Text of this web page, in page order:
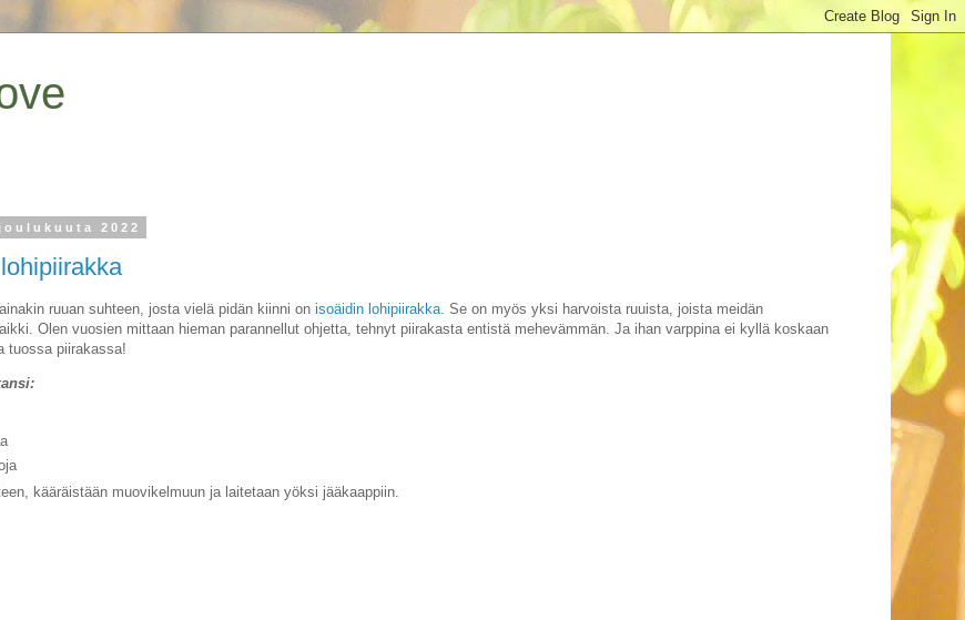
2022
ruuan suhteen, josta vielä pidän kiinni on isoäidin lohipiirakka . Se on myös yksi harvoista ruuista, joista meidän
Olen vuosien mittaan hieman parannellut ohjetta, tehnyt piirakasta entistä mehevämmän. Ja ihan varppina ei kyllä koskaan
tuossa piirakassa!
kääräistään muovikelmuun ja laitetaan yöksi jääkaappiin.